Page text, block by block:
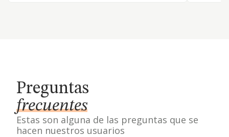
Preguntas
frecuentes
Estas son alguna de las preguntas que se
hacen nuestros usuarios